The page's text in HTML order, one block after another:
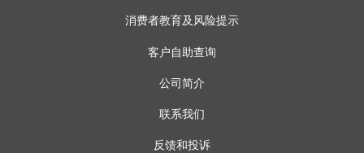
消费者教育及风险提示
客户自助查询
公司简介
联系我们
反馈和投诉